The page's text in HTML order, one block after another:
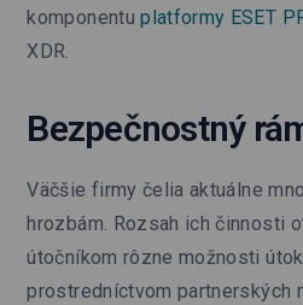
komponentuplatformy ESET
XDR.
Bezpečnostný
Väčšie firmy čelia aktuálne
hrozbám. Rozsah ich činnosti
útočníkom rôzne možnosti
prostredníctvom partnerských